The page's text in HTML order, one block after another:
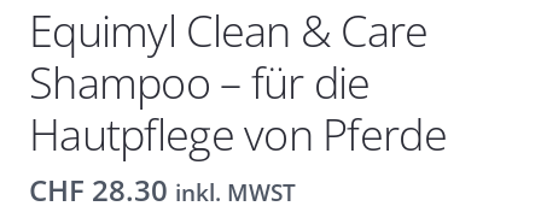
Equimyl Clean & Care
Shampoo – für die
Hautpflege von Pferde
CHF 28.30 inkl. MWST